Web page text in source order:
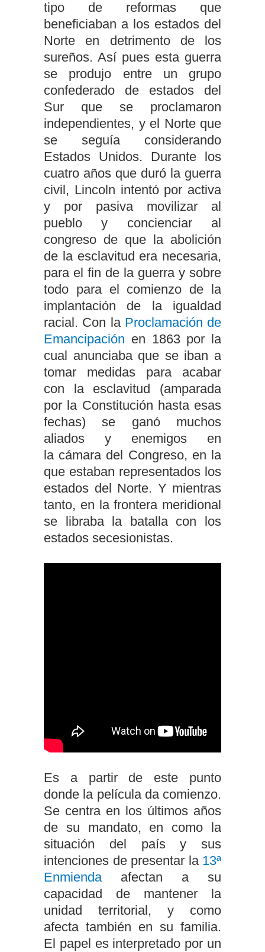
tipo de reformas que
beneficiaban a los estados del
Norte en detrimento de los
sureños. Así pues esta guerra
se produjo entre un grupo
confederado de estados del
Sur que se proclamaron
independientes, y el Norte que
se seguía considerando
Estados Unidos. Durante los
cuatro años que duró la guerra
civil, Lincoln intentó por activa
y por pasiva movilizar al
pueblo y concienciar al
congreso de que la abolición
de la esclavitud era necesaria,
para el fin de la guerra y sobre
todo para el comienzo de la
implantación de la igualdad
racial. Con la Proclamación de
Emancipación en 1863 por la
cual anunciaba que se iban a
tomar medidas para acabar
con la esclavitud (amparada
por la Constitución hasta esas
fechas) se ganó muchos
aliados y enemigos en
la cámara del Congreso, en la
que estaban representados los
estados del Norte. Y mientras
tanto, en la frontera meridional
se libraba la batalla con los
estados secesionistas.
Es a partir de este punto
donde la película da comienzo.
Se centra en los últimos años
de su mandato, en como la
situación del país y sus
intenciones de presentar la 13ª
Enmiendaafectan a su
capacidad de mantener la
unidad territorial, y como
afecta también en su familia.
El papel es interpretado por un